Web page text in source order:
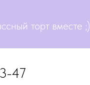
торт вместе ;)
47